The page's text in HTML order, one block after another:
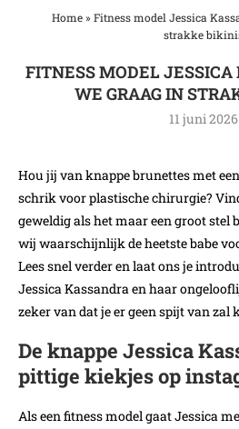
Home» Fitness model Jessica
strakke
FITNESS MODEL
WE GRAAG IN
11 juni 2026
Hou jij van knappe brunettes met
schrik voor plastische chirurgie?
geweldig als het maar een groot stel
wij waarschijnlijk de heetste babe
Lees snel verder en laat ons je
Jessica Kassandra en haar
zeker van dat je er geen spijt van zal
De knappe Jessica
pittige kiekjes op
Als een fitness model gaat Jessica